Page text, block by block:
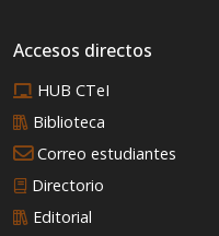
Accesos directos
HUB CTeI
Biblioteca
Correo estudiantes
Directorio
Editorial